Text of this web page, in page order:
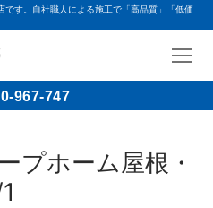
です。自社職人による施工で「高品質」「低価
967-747
プホーム屋根・